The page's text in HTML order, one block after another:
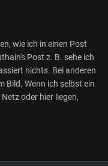
wie ich in einen Post
Post z. B. sehe ich
nichts. Bei anderen
Bild. Wenn ich selbst ein
oder hier liegen,